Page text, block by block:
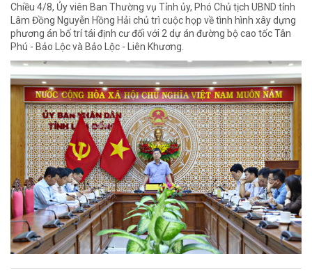
Chiều 4/8, Ủy viên Ban Thường vụ Tỉnh ủy, Phó Chủ tịch UBND tỉnh
Lâm Đồng Nguyễn Hồng Hải chủ trì cuộc họp về tình hình xây dựng
phương án bố trí tái định cư đối với 2 dự án đường bộ cao tốc Tân
Phú - Bảo Lộc và Bảo Lộc - Liên Khương.